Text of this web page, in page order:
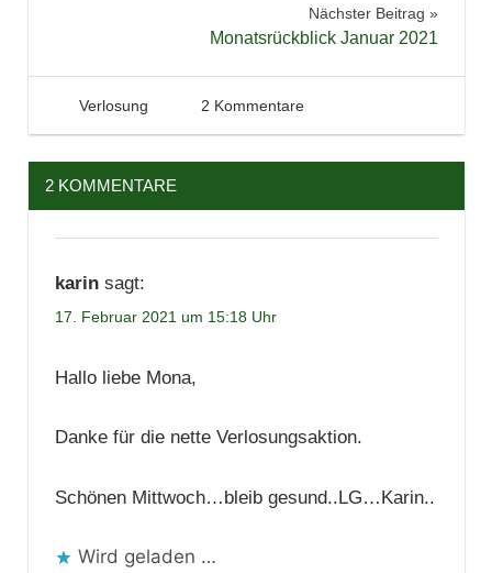
Nächster Beitrag
Monatsrückblick Januar 2021
16. Februar 2021
Tintenhain
Verlosung 2 Kommentare
2 KOMMENTARE
karin sagt:
17. Februar 2021 um 15:18 Uhr
Hallo liebe Mona,
Danke für die nette Verlosungsaktion.
Schönen Mittwoch…bleib gesund..LG…Karin..
Wird geladen …